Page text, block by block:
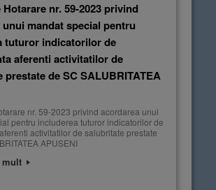
nr. 59-2023 privind
mandat special pentru
tuturor indicatorilor de
aferenti activitatilor de
prestate de SC SALUBRITATEA
nr. 59-2023 privind acordarea unui
pentru includerea tuturor indicatorilor de
activitatilor de salubritate prestate
APUSENI
mult